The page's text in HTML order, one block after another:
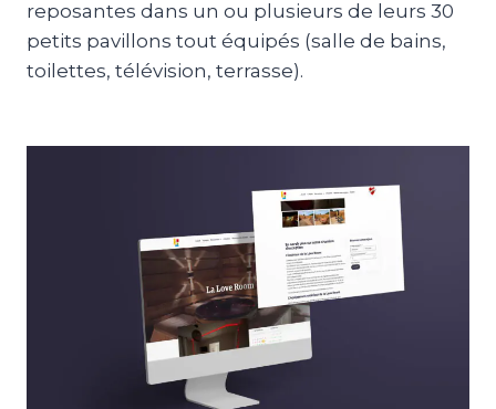
reposantes dans un ou plusieurs de leurs 30
petits pavillons tout équipés (salle de bains,
toilettes, télévision, terrasse).